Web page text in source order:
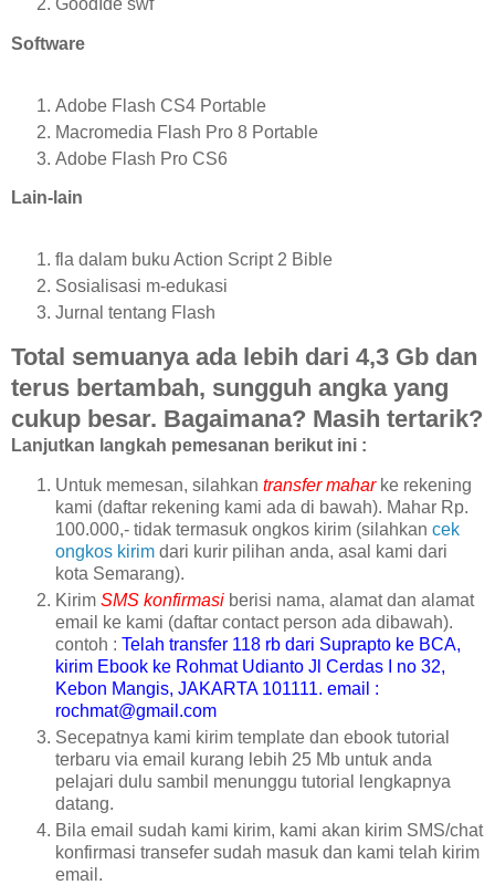
GoodIde swf
Software
Adobe Flash CS4 Portable
Macromedia Flash Pro 8 Portable
Adobe Flash Pro CS6
Lain-lain
fla dalam buku Action Script 2 Bible
Sosialisasi m-edukasi
Jurnal tentang Flash
Total semuanya ada lebih dari 4,3 Gb dan
terus bertambah, sungguh angka yang
cukup besar. Bagaimana? Masih tertarik?
Lanjutkan langkah pemesanan berikut ini :
Untuk memesan, silahkan transfer maharke rekening
kami (daftar rekening kami ada di bawah). Mahar Rp.
100.000,- tidak termasuk ongkos kirim (silahkan cek
ongkos kirim dari kurir pilihan anda, asal kami dari
kota Semarang).
Kirim SMS konfirmasi berisi nama, alamat dan alamat
email ke kami (daftar contact person ada dibawah).
contoh : Telah transfer 118 rb dari Suprapto ke BCA,
kirim Ebook ke Rohmat Udianto Jl Cerdas I no 32,
Kebon Mangis, JAKARTA 101111. email :
rochmat@gmail.com
Secepatnya kami kirim template dan ebook tutorial
terbaru via email kurang lebih 25 Mb untuk anda
pelajari dulu sambil menunggu tutorial lengkapnya
datang.
Bila email sudah kami kirim, kami akan kirim SMS/chat
konfirmasi transefer sudah masuk dan kami telah kirim
email.